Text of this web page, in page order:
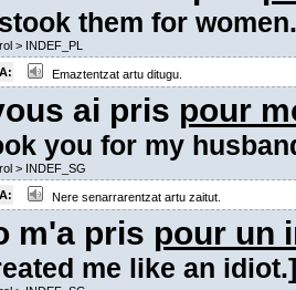
them for
> INDEF_PL
Emaztentzat artu ditugu.
ai pris pour
you for my
> INDEF_SG
Nere senarrarentzat artu zaitut.
m'a pris pour un
me like an idiot.]